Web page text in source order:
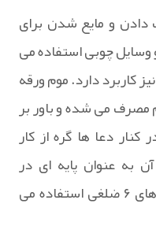
و مایع شدن برای
وسایل چوبی استفاده می
کاربرد دارد. موم ورقه
مصرف می شده و باور بر
دعا ها گره از کار
به عنوان پایه ای در
کندوهای عسل برای ساخت لانه های ۶ ضلغی استفاده می